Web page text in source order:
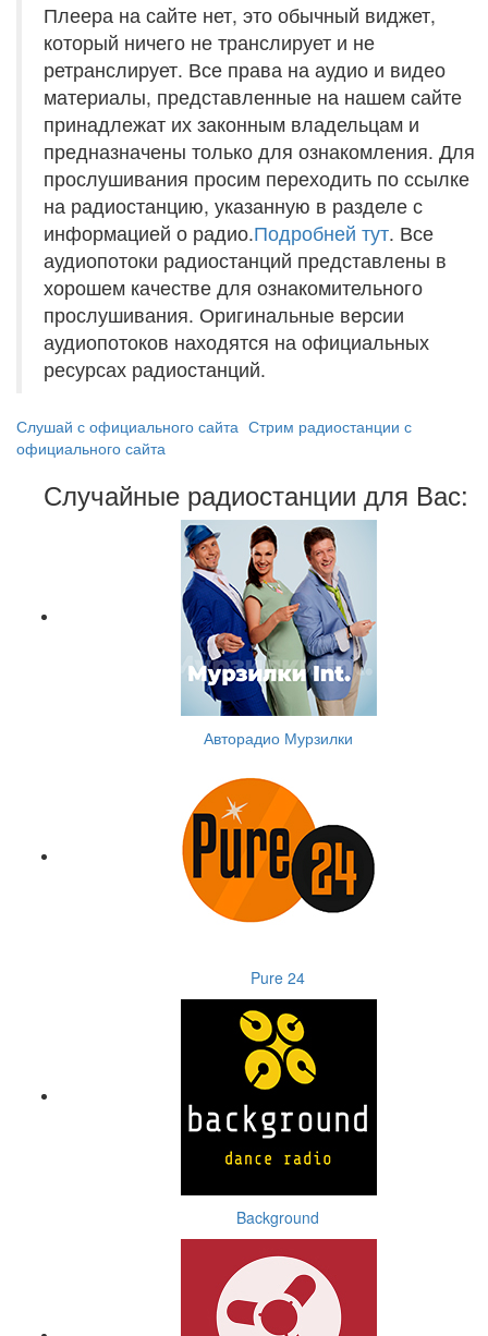
Плеера на сайте нет, это обычный виджет,
который ничего не транслирует и не
ретранслирует. Все права на аудио и видео
материалы, представленные на нашем сайте
принадлежат их законным владельцам и
предназначены только для ознакомления. Для
прослушивания просим переходить по ссылке
на радиостанцию, указанную в разделе с
информацией о радио.Подробней тут. Все
аудиопотоки радиостанций представлены в
хорошем качестве для ознакомительного
прослушивания. Оригинальные версии
аудиопотоков находятся на официальных
ресурсах радиостанций.
Слушай с официального сайта Стрим радиостанции с
официального сайта
Случайные радиостанции для Вас:
Авторадио Мурзилки
Pure 24
Background